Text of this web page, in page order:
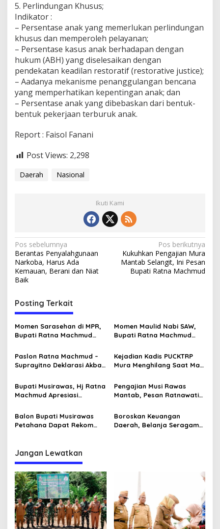
5. Perlindungan Khusus;
Indikator :
– Persentase anak yang memerlukan perlindungan
khusus dan memperoleh pelayanan;
– Persentase kasus anak berhadapan dengan
hukum (ABH) yang diselesaikan dengan
pendekatan keadilan restoratif (restorative justice);
– Aadanya mekanisme penanggulangan bencana
yang memperhatikan kepentingan anak; dan
– Persentase anak yang dibebaskan dari bentuk-
bentuk pekerjaan terburuk anak.
Report : Faisol Fanani
Post Views: 2,298
Daerah Nasional
Ikuti Kami
N
a
v
i
g
a
s
i
p
o
s
Pos sebelumnya
Berantas Penyalahgunaan
Narkoba, Harus Ada
Kemauan, Berani dan Niat
Baik
Pos berikutnya
Kukuhkan Pengajian Mura
Mantab Selangit, Ini Pesan
Bupati Ratna Machmud
Posting Terkait
Momen Sarasehan di MPR,
Bupati Ratna Machmud
Konkret Atasi Masalah
Geopolitik Global
Momen Maulid Nabi SAW,
Bupati Ratna Machmud
Tingkatkan Iman dan
Taqwa
Paslon Ratna Machmud –
Suprayitno Deklarasi Akbar
Lanjutkan Musi Rawas
Mantab
Kejadian Kadis PUCKTRP
Mura Menghilang Saat Mau
Sebagai Pejabat Baperan
Bupati Musirawas, Hj Ratna
Machmud Apresiasi
Ajang Promosi Potensi
Daerah
Pengajian Musi Rawas
Mantab, Pesan Ratnawati
dan Kuatkan Iman Taqwa
Balon Bupati Musirawas
Petahana Dapat Rekom
Politik
Boroskan Keuangan
Daerah, Belanja Seragam
Jangan Lewatkan